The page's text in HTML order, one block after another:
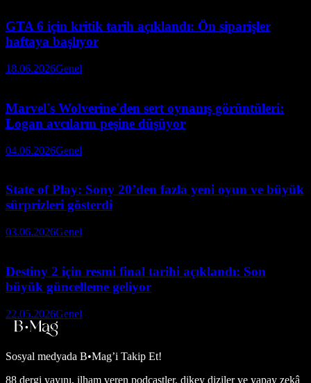
GTA 6 için kritik tarih açıklandı: Ön siparişler
haftaya başlıyor
18.06.2026Genel
Marvel's Wolverine'den sert oynanış görüntüleri:
Logan avcıların peşine düşüyor
04.06.2026Genel
State of Play: Sony 20’den fazla yeni oyun ve büyük
sürprizleri gösterdi
03.06.2026Genel
Destiny 2 için resmi final tarihi açıklandı: Son
büyük güncelleme geliyor
22.05.2026Genel
Sosyal medyada B•Mag’i Takip Et!
88 dergi yayını, ilham veren podcastler, dikey diziler ve yapay zekâ